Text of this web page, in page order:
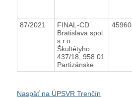
87/2021
FINAL-CD
Bratislava spol.
s r.o.
Škultétyho
437/18, 958 01
Partizánske
Naspäť na ÚPSVR Trenčín